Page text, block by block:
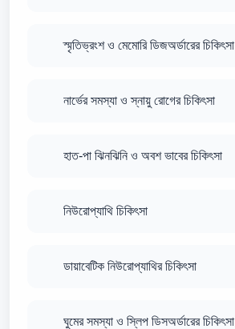
স্মৃতিভ্রংশ ও মেমোরি ডিজঅর্ডারের চিকিৎসা
নার্ভের সমস্যা ও স্নায়ু রোগের চিকিৎসা
হাত-পা ঝিনঝিনি ও অবশ ভাবের চিকিৎসা
নিউরোপ্যাথি চিকিৎসা
ডায়াবেটিক নিউরোপ্যাথির চিকিৎসা
ঘুমের সমস্যা ও স্লিপ ডিসঅর্ডারের চিকিৎসা